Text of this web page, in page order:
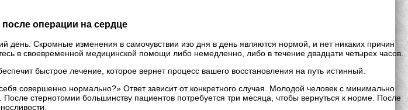
операции на сердце
Скромные изменения в самочувствии изо дня в день являются нормой, и нет никаких причин
в своевременной медицинской помощи либо немедленно, либо в течение двадцати четырех часов.
быстрое лечение, которое вернет процесс вашего восстановления на путь истинный.
совершенно нормально?» Ответ зависит от конкретного случая. Молодой человек с минимально
стернотомии большинству пациентов потребуется три месяца, чтобы вернуться к норме. После